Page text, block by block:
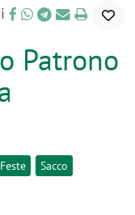
Patrono
Sacco